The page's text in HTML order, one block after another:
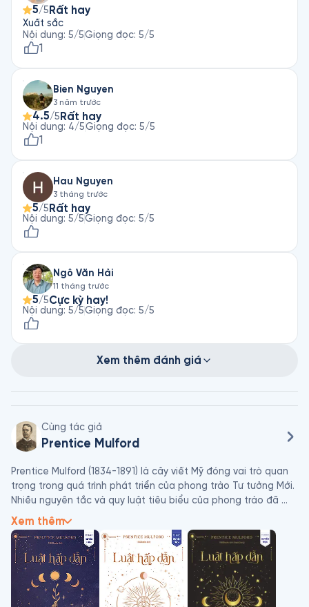
5/5 Rất hay
Xuất sắc
Nội dung: 5/5Giọng đọc: 5/5
1
Bien Nguyen
3 năm trước
4.5/5 Rất hay
Nội dung: 4/5Giọng đọc: 5/5
1
Hau Nguyen
3 tháng trước
5/5 Rất hay
Nội dung: 5/5Giọng đọc: 5/5
Ngô Văn Hải
11 tháng trước
5/5Cực kỳ hay!
Nội dung: 5/5Giọng đọc: 5/5
Xem thêm đánh giá
Cùng tác giả
Prentice Mulford
Prentice Mulford (1834-1891) là cây viết Mỹ đóng vai trò quan
trọng trong quá trình phát triển của phong trào Tư tưởng Mới.
Nhiều nguyên tắc và quy luật tiêu biểu của phong trào đã
được Mulford trình bày chi tiết trong những bài luận xuất bản
vào năm tháng cuối đời. Ông dành nhiều tâm sức để viết về
Luật Hấp dẫn - quy luật đã truyền cảm hứng và đặt nền tảng
cho nguyên tắc tư duy tích cực, đồng thời là một quy luật vẫn
đang không ngừng được ứng dụng trong xã hội hiện đại.
Xem thêm